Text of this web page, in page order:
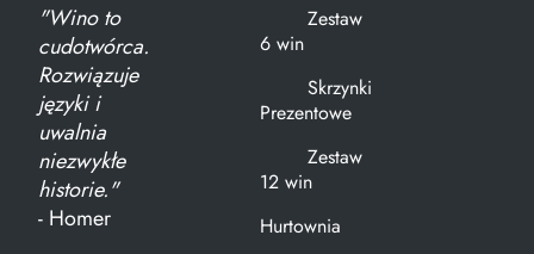
"Wino to
cudotwórca.
Rozwiązuje
języki i
uwalnia
niezwykłe
historie."
- Homer
Zestaw
6 win
Skrzynki
Prezentowe
Zestaw
12 win
Hurtownia